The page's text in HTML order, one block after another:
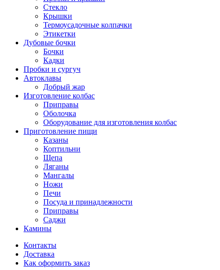
Стекло
Крышки
Термоусадочные колпачки
Этикетки
Дубовые бочки
Бочки
Кадки
Пробки и сургуч
Автоклавы
Добрый жар
Изготовление колбас
Приправы
Оболочка
Оборудование для изготовления колбас
Приготовление пищи
Казаны
Коптильни
Щепа
Ляганы
Мангалы
Ножи
Печи
Посуда и принадлежности
Приправы
Саджи
Камины
Контакты
Доставка
Как оформить заказ